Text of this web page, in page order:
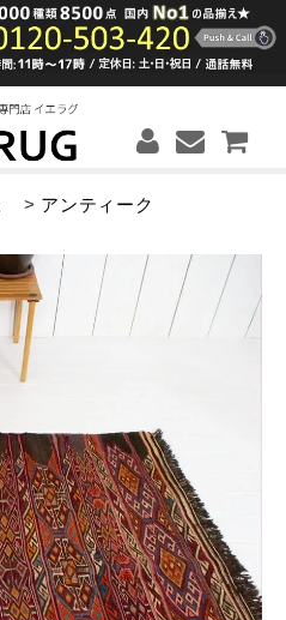
> アンティーク